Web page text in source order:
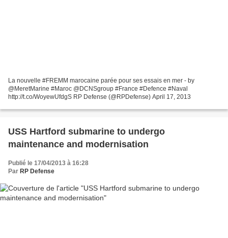
La nouvelle #FREMM marocaine parée pour ses essais en mer - by
@MeretMarine #Maroc @DCNSgroup #France #Defence #Naval
http://t.co/WoyewUfdgS RP Defense (@RPDefense) April 17, 2013
USS Hartford submarine to undergo
maintenance and modernisation
Publié le 17/04/2013 à 16:28
Par RP Defense